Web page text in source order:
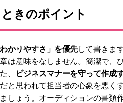
きのポイント
わかりやすさ」を優先して書きま
は意味をなしません。簡潔で、
、
ビジネスマナーを守って作成
と思われて担当者の心象を悪く
ましょう。オーディションの書類